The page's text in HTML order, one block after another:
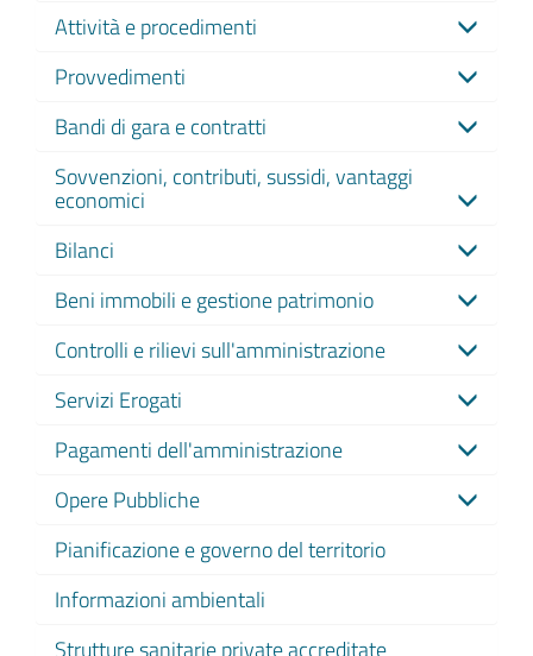
Attività e procedimenti
Provvedimenti
Bandi di gara e contratti
Sovvenzioni, contributi, sussidi, vantaggi
economici
Bilanci
Beni immobili e gestione patrimonio
Controlli e rilievi sull'amministrazione
Servizi Erogati
Pagamenti dell'amministrazione
Opere Pubbliche
Pianificazione e governo del territorio
Informazioni ambientali
Strutture sanitarie private accreditate